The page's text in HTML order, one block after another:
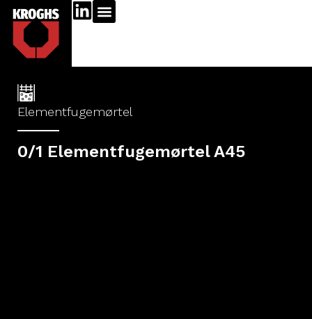
Elementfugemørtel
0/1 Elementfugemørtel A45